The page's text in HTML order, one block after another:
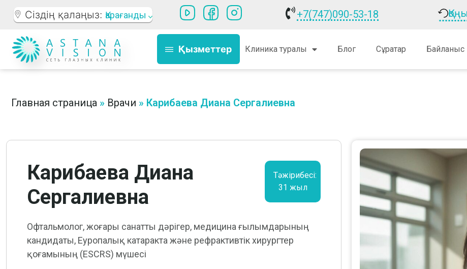
Сіздің қалаңыз: Қарағанды +7(747)090-53-18
Қызметтер Клиника туралы Блог Сұрақтар Байланыс
Главная страница » Врачи » Карибаева Диана Сергалиевна
Карибаева Диана
Сергалиевна
Тәжірибесі:
31 жыл
Офтальмолог, жоғары санатты дәрігер, медицина ғылымдарының
кандидаты, Еуропалық катаракта және рефрактивтік хирургтер
қоғамының (ESCRS) мүшесі